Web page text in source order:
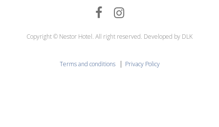
Copyright © Nestor Hotel. All right reserved. Developed by DLK
Terms and conditions | Privacy Policy